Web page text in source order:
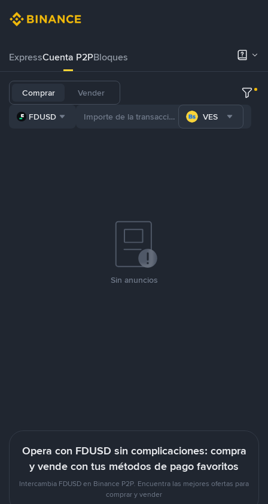
ExpressCuenta P2PBloques
Comprar Vender
FDUSD VES
Sin anuncios
Opera con FDUSD sin complicaciones: compra
y vende con tus métodos de pago favoritos
Intercambia FDUSD en Binance P2P. Encuentra las mejores ofertas para
comprar y vender